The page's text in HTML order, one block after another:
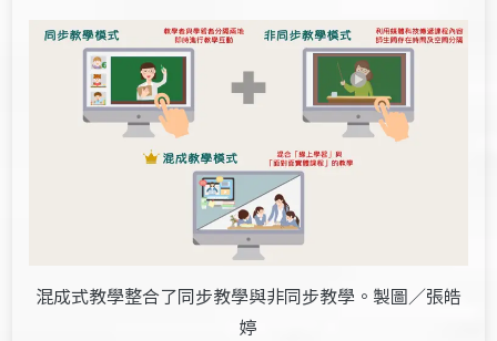
混成式教學整合了同步教學與非同步教學。製圖／張皓
婷